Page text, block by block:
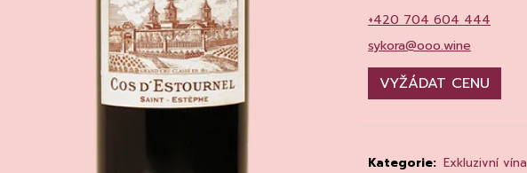
+420 704 604 444
sykora@ooo.wine
VYŽÁDAT CENU
Kategorie: Exkluzivní vína